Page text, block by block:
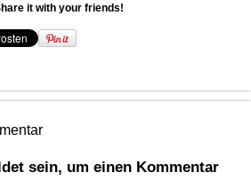
it with your friends!
sein, um einen Kommentar